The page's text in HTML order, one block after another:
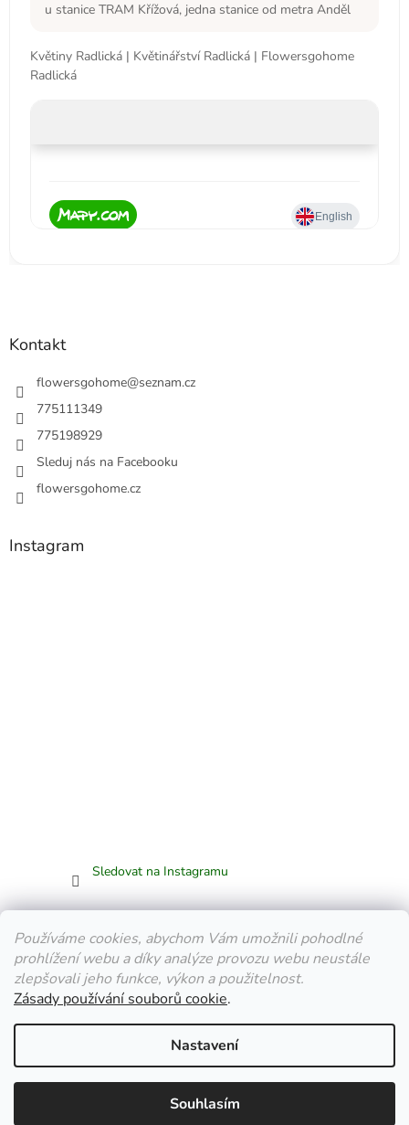
Používáme cookies, abychom Vám umožnili pohodlné
prohlížení webu a díky analýze provozu webu neustále
zlepšovali jeho funkce, výkon a použitelnost.
Zásady používání souborů cookie.
Nastavení
Souhlasím
u stanice TRAM Křížová, jedna stanice od metra Anděl
Květiny Radlická | Květinářství Radlická | Flowersgohome
Radlická
Kontakt
flowersgohome@seznam.cz
775111349
775198929
Sleduj nás na Facebooku
flowersgohome.cz
Instagram
Sledovat na Instagramu
Flowersgohome.cz
Upravit nastavení cookies